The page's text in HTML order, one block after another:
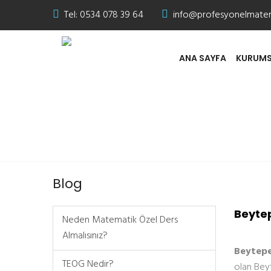
Tel: 0534 078 39 64
ANA SAYFA
olan
Blog
Neden Matematik Özel Ders
Almalısınız?
TEOG Nedir?